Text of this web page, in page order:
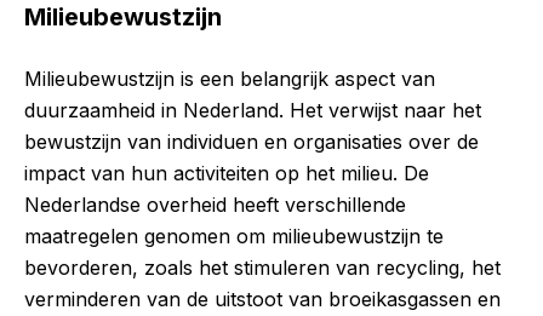
Milieubewustzijn
Milieubewustzijn is een belangrijk aspect van
duurzaamheid in Nederland. Het verwijst naar het
bewustzijn van individuen en organisaties over de
impact van hun activiteiten op het milieu. De
Nederlandse overheid heeft verschillende
maatregelen genomen om milieubewustzijn te
bevorderen, zoals het stimuleren van recycling, het
verminderen van de uitstoot van broeikasgassen en